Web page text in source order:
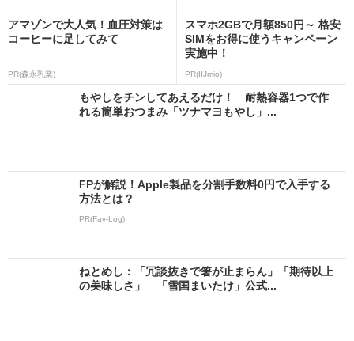
アマゾンで大人気！血圧対策は
コーヒーに足してみて
PR(森永乳業)
スマホ2GBで月額850円～ 格安
SIMをお得に使うキャンペーン
実施中！
PR(IIJmio)
もやしをチンしてあえるだけ！ 耐熱容器1つで作
れる簡単おつまみ「ツナマヨもやし」...
FPが解説！Apple製品を分割手数料0円で入手する
方法とは？
PR(Fav-Log)
ねとめし：「冗談抜きで箸が止まらん」「期待以上
の美味しさ」 「雪国まいたけ」公式...